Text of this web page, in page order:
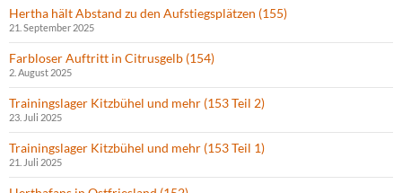
Hertha hält Abstand zu den Aufstiegsplätzen (155)
21. September 2025
Farbloser Auftritt in Citrusgelb (154)
2. August 2025
Trainingslager Kitzbühel und mehr (153 Teil 2)
23. Juli 2025
Trainingslager Kitzbühel und mehr (153 Teil 1)
21. Juli 2025